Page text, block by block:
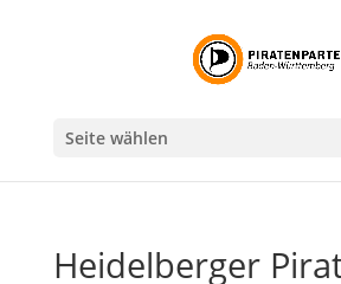
Seite wählen
Heidelberger